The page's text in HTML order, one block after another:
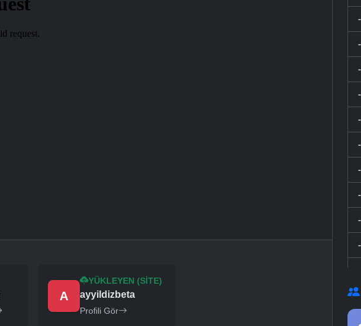
A
YÜKLEYEN (SITE)
ayyildizbeta
Profili Gör
-
-
-
-
-
-
-
-
-
-
-